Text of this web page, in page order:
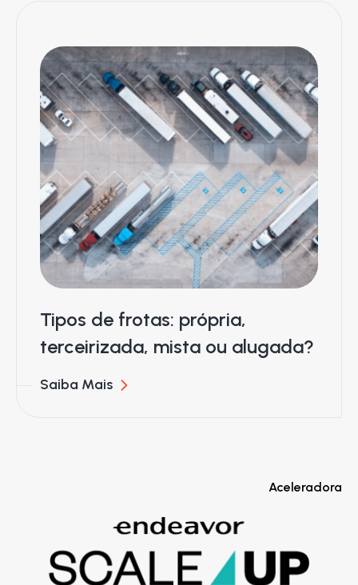
Tipos de frotas: própria,
terceirizada, mista ou alugada?
Saiba Mais
Aceleradora